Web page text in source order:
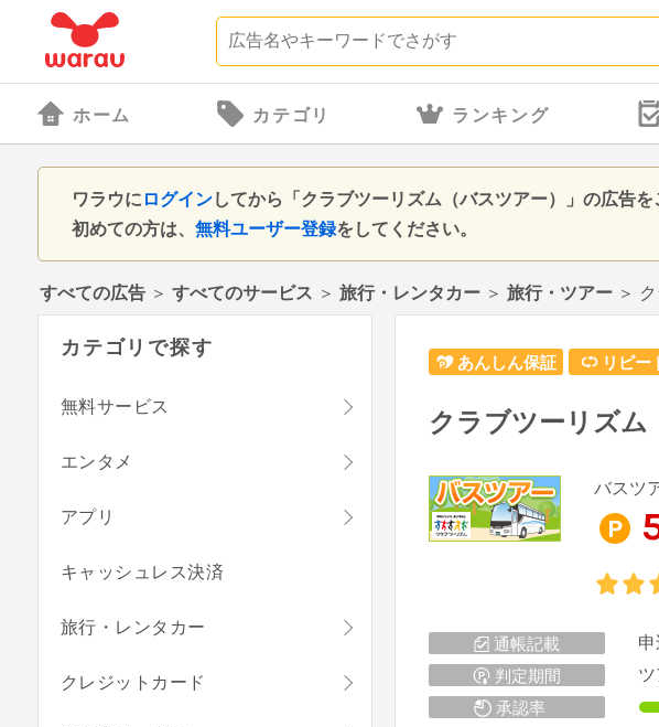
ホーム カテゴリ ランキング
ワラウに ログインしてから「クラブツーリズム（バスツアー）」の広告
初めての方は、 無料ユーザー登録をしてください。
すべての広告 ＞ すべてのサービス ＞ 旅行・レンタカー ＞ 旅行・ツアー ＞
あんしん保証 リピー
クラブツーリズム
バスツ
通帳記載
判定期間
承認率
カテゴリで探す
無料サービス
エンタメ
アプリ
キャッシュレス決済
旅行・レンタカー
クレジットカード